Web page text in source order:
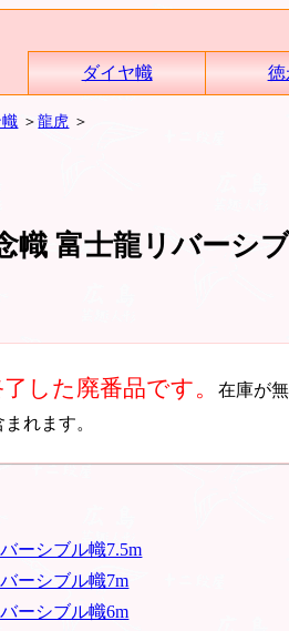
ダイヤ幟 徳
＞龍虎 ＞
幟 富士龍リバーシ
了した廃番品です。在庫が
れます。
ーシブル幟7.5m
ーシブル幟7m
ーシブル幟6m